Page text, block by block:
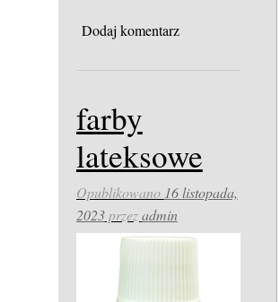
Dodaj komentarz
farby
lateksowe
Opublikowano 16 listopada,
2023przezadmin